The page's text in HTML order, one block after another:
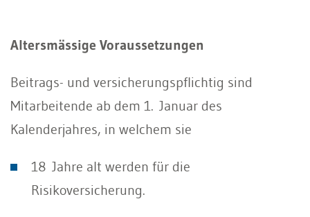
Altersmässige Voraussetzungen
Beitrags- und versicherungspflichtig sind
Mitarbeitende ab dem 1. Januar des
Kalenderjahres, in welchem sie
18 Jahre alt werden für die
Risikoversicherung.